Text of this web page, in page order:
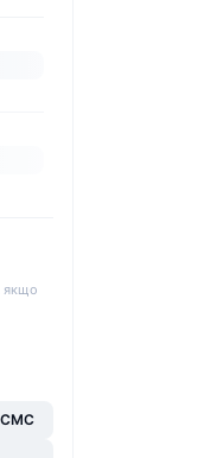
якщо